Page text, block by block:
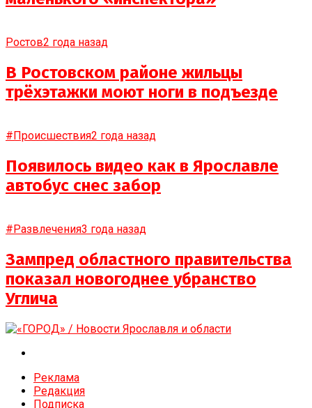
Ростов2 года назад
В Ростовском районе жильцы
трёхэтажки моют ноги в подъезде
#Происшествия2 года назад
Появилось видео как в Ярославле
автобус снес забор
#Развлечения3 года назад
Зампред областного правительства
показал новогоднее убранство
Углича
Реклама
Редакция
Подписка